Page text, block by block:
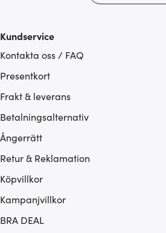
Kundservice
Kontakta oss / FAQ
Presentkort
Frakt & leverans
Betalningsalternativ
Ångerrätt
Retur & Reklamation
Köpvillkor
Kampanjvillkor
BRA DEAL